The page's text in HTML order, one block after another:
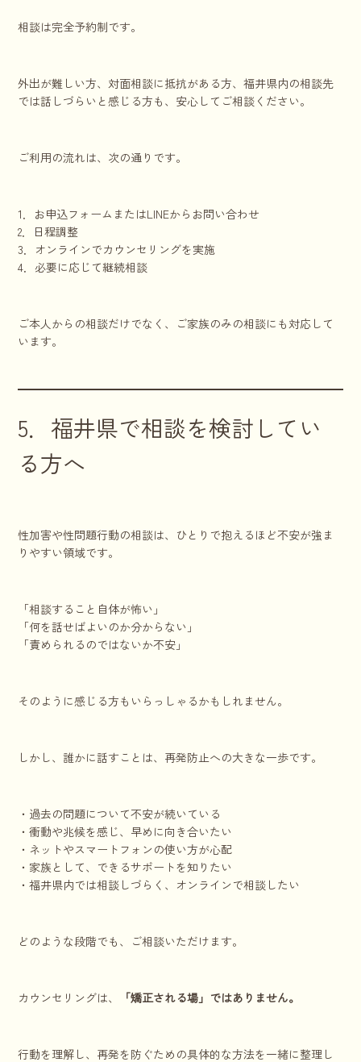
相談は完全予約制です。
外出が難しい方、対面相談に抵抗がある方、福井県内の相談先
では話しづらいと感じる方も、安心してご相談ください。
ご利用の流れは、次の通りです。
1．お申込フォームまたはLINEからお問い合わせ
2．日程調整
3．オンラインでカウンセリングを実施
4．必要に応じて継続相談
ご本人からの相談だけでなく、ご家族のみの相談にも対応して
います。
5．福井県で相談を検討してい
る方へ
性加害や性問題行動の相談は、ひとりで抱えるほど不安が強ま
りやすい領域です。
「相談すること自体が怖い」
「何を話せばよいのか分からない」
「責められるのではないか不安」
そのように感じる方もいらっしゃるかもしれません。
しかし、誰かに話すことは、再発防止への大きな一歩です。
・過去の問題について不安が続いている
・衝動や兆候を感じ、早めに向き合いたい
・ネットやスマートフォンの使い方が心配
・家族として、できるサポートを知りたい
・福井県内では相談しづらく、オンラインで相談したい
どのような段階でも、ご相談いただけます。
カウンセリングは、 「矯正される場」ではありません。
行動を理解し、再発を防ぐための具体的な方法を一緒に整理し